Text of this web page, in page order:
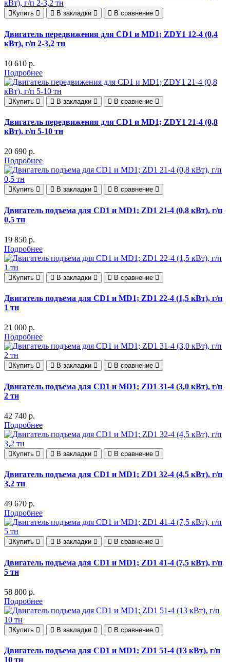
Купить В закладки В сравнение
Двигатель передвижения для CD1 и MD1; ZDY1 12-4 (0,4
кВт), г/п 2-3,2 тн
10 610 р.
Подробнее
Купить В закладки В сравнение
Двигатель передвижения для CD1 и MD1; ZDY1 21-4 (0,8
кВт), г/п 5-10 тн
20 690 р.
Подробнее
Купить В закладки В сравнение
Двигатель подъема для CD1 и MD1; ZD1 21-4 (0,8 кВт), г/п
0,5 тн
19 850 р.
Подробнее
Купить В закладки В сравнение
Двигатель подъема для CD1 и MD1; ZD1 22-4 (1,5 кВт), г/п
1 тн
21 000 р.
Подробнее
Купить В закладки В сравнение
Двигатель подъема для CD1 и MD1; ZD1 31-4 (3,0 кВт), г/п
2 тн
42 740 р.
Подробнее
Купить В закладки В сравнение
Двигатель подъема для CD1 и MD1; ZD1 32-4 (4,5 кВт), г/п
3,2 тн
49 670 р.
Подробнее
Купить В закладки В сравнение
Двигатель подъема для CD1 и MD1; ZD1 41-4 (7,5 кВт), г/п
5 тн
58 800 р.
Подробнее
Купить В закладки В сравнение
Двигатель подъема для CD1 и MD1; ZD1 51-4 (13 кВт), г/п
10 тн